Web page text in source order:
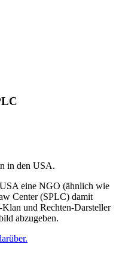
in den USA.
eine NGO (ähnlich wie
Center (SPLC) damit
und Rechten-Darsteller
abzugeben.